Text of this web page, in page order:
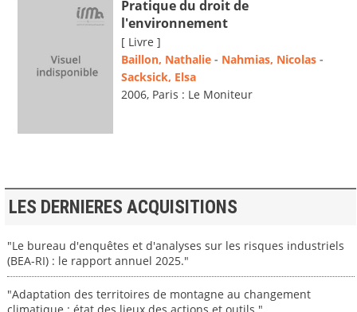
Pratique du droit de
l'environnement
[ Livre ]
Baillon, Nathalie - Nahmias, Nicolas -
Sacksick, Elsa
2006, Paris : Le Moniteur
LES DERNIERES ACQUISITIONS
"Le bureau d'enquêtes et d'analyses sur les risques industriels
(BEA-RI) : le rapport annuel 2025."
"Adaptation des territoires de montagne au changement